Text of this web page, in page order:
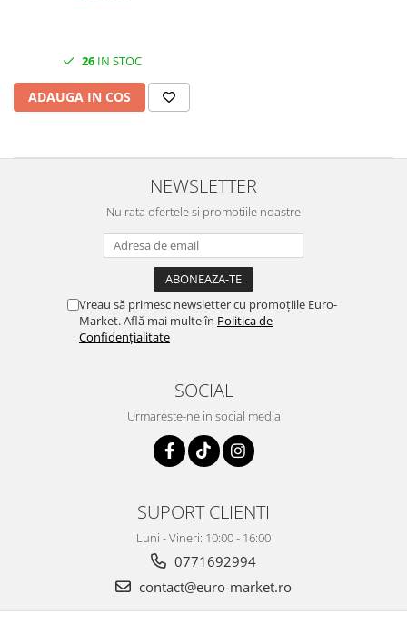
26IN STOC
ADAUGA IN COS
NEWSLETTER
Nu rata ofertele si promotiile noastre
Vreau să primesc newsletter cu promoțiile Euro-
Market. Află mai multe în Politica de
Confidențialitate
SOCIAL
Urmareste-ne in social media
SUPORT CLIENTI
Luni - Vineri: 10:00 - 16:00
0771692994
contact@euro-market.ro